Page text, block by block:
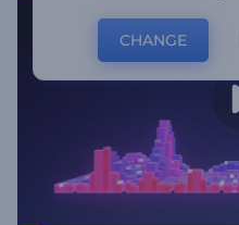
CHANGE